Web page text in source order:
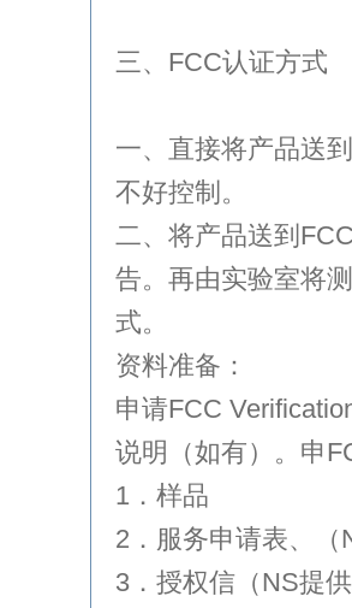
三、FCC认证方式
一、直接将产品送
不好控制。
二、将产品送到
告。再由实验室将
式。
资料准备：
申请FCC
说明（如有）。申
1．样品
2．服务申请表、
3．授权信（NS提